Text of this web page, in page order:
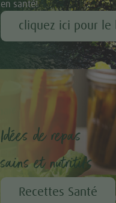
en santé!
cliquez ici pour le
Idées de repas
sains et nutritifs
Recettes Santé